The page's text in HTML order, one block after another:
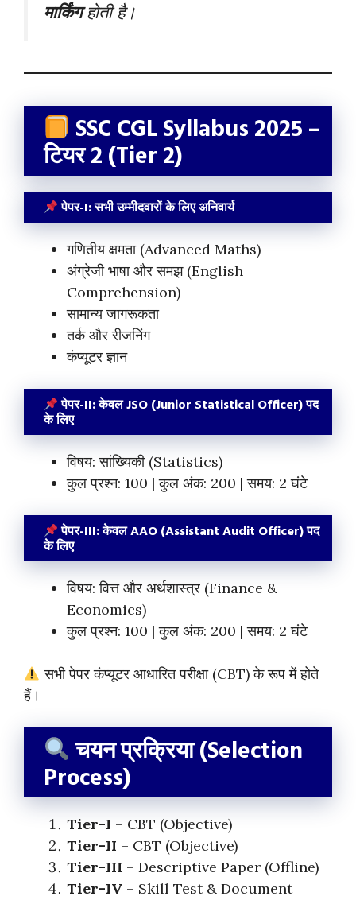
मार्किंगहोती है।
SSC CGL Syllabus 2025 –
टियर 2 (Tier 2)
पेपर-I: सभी उम्मीदवारों के लिए अनिवार्य
गणितीय क्षमता (Advanced Maths)
अंग्रेजी भाषा और समझ (English
Comprehension)
सामान्य जागरूकता
तर्क और रीजनिंग
कंप्यूटर ज्ञान
पेपर-II: केवल JSO (Junior Statistical Officer) पद
के लिए
विषय: सांख्यिकी (Statistics)
कुल प्रश्न: 100 | कुल अंक: 200 | समय: 2 घंटे
पेपर-III: केवल AAO (Assistant Audit Officer) पद
के लिए
विषय: वित्त और अर्थशास्त्र (Finance &
Economics)
कुल प्रश्न: 100 | कुल अंक: 200 | समय: 2 घंटे
सभी पेपर कंप्यूटर आधारित परीक्षा (CBT) के रूप में होते
हैं।
चयन प्रक्रिया (Selection
Process)
Tier-I – CBT (Objective)
Tier-II – CBT (Objective)
Tier-III – Descriptive Paper (Offline)
Tier-IV – Skill Test & Document